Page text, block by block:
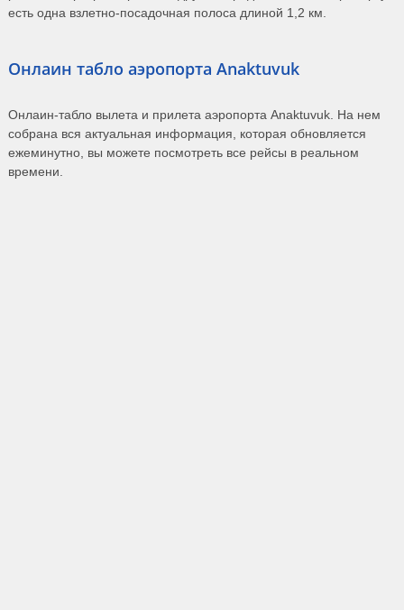
есть одна взлетно-посадочная полоса длиной 1,2 км.
Онлаин табло аэропорта Anaktuvuk
Онлаин-табло вылета и прилета аэропорта Anaktuvuk. На нем
собрана вся актуальная информация, которая обновляется
ежеминутно, вы можете посмотреть все рейсы в реальном
времени.